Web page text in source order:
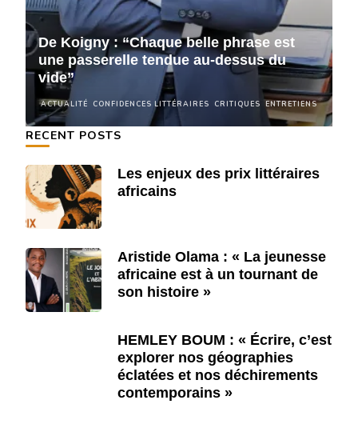
ACTUALITÉ CONFIDENCES LITTÉRAIRES CRITIQUES ENTRETIENS
De Koigny : “Chaque belle phrase est
une passerelle tendue au-dessus du
vide”
RECENT POSTS
Les enjeux des prix littéraires
africains
Aristide Olama : « La jeunesse
africaine est à un tournant de
son histoire »
HEMLEY BOUM : « Écrire, c’est
explorer nos géographies
éclatées et nos déchirements
contemporains »